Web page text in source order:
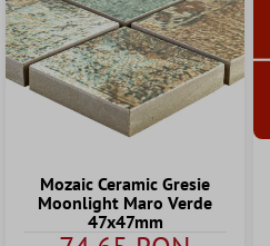
Mozaic Ceramic Gresie
Moonlight Maro Verde
47x47mm